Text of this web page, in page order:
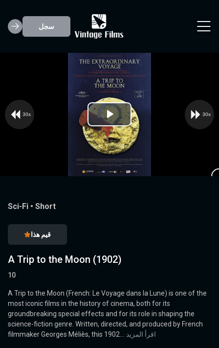
سجل
A Trip to the
Video
Player
is
loading.
Play
Video
30s 30s
Sci-Fi • Short
قيم هذا
A Trip to the Moon (1902)
10
A Trip to the Moon (French: Le Voyage dans la Lune) is one of the
most iconic films in the history of cinema, both for its
groundbreaking special effects and for its role in shaping the
science-fiction genre. Written, directed, and produced by French
filmmaker Georges Méliès, this 1902... اقرأ المزيد